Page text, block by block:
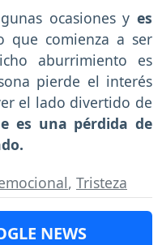
ocasiones y es
que comienza a ser
aburrimiento es
pierde el interés
el lado divertido de
es una pérdida de
, Tristeza
NEWS